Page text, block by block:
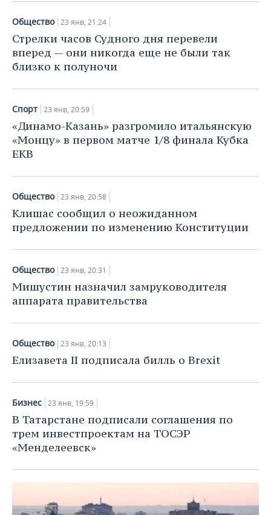
Общество 23 янв, 21:24
Стрелки часов Судного дня перевели
вперед — они никогда еще не были так
близко к полуночи
Спорт 23 янв, 20:59
«Динамо-Казань» разгромило итальянскую
«Монцу» в первом матче 1/8 финала Кубка
ЕКВ
Общество 23 янв, 20:58
Клишас сообщил о неожиданном
предложении по изменению Конституции
Общество 23 янв, 20:31
Мишустин назначил замруководителя
аппарата правительства
Общество 23 янв, 20:13
Елизавета II подписала билль о Brexit
Бизнес 23 янв, 19:59
В Татарстане подписали соглашения по
трем инвестпроектам на ТОСЭР
«Менделеевск»